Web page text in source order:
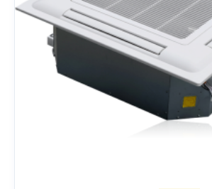
E-post
Telefon / WhatsApp